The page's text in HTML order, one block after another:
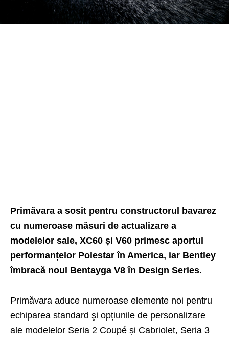
Primăvara a sosit pentru constructorul bavarez
cu numeroase măsuri de actualizare a
modelelor sale, XC60 și V60 primesc aportul
performanțelor Polestar în America, iar Bentley
îmbracă noul Bentayga V8 în Design Series.
Primăvara aduce numeroase elemente noi pentru
echiparea standard şi opțiunile de personalizare
ale modelelor Seria 2 Coupé și Cabriolet, Seria 3